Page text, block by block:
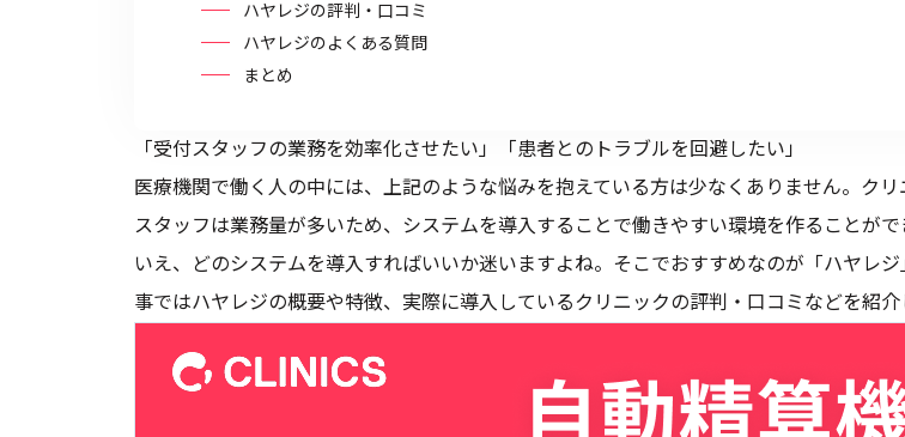
ハヤレジの評判・口コミ
ハヤレジのよくある質問
まとめ
「受付スタッフの業務を効率化させたい」「患者とのトラブルを回避したい」
医療機関で働く人の中には、上記のような悩みを抱えている方は少なくありません。ク
スタッフは業務量が多いため、システムを導入することで働きやすい環境を作ることがで
いえ、どのシステムを導入すればいいか迷いますよね。そこでおすすめなのが「ハヤレジ
事ではハヤレジの概要や特徴、実際に導入しているクリニックの評判・口コミなどを紹介